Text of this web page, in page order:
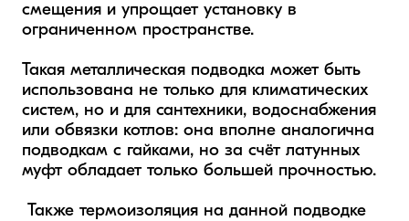
смещения и упрощает установку в
ограниченном пространстве.
Такая металлическая подводка может быть
использована не только для климатических
систем, но и для сантехники, водоснабжения
или обвязки котлов: она вполне аналогична
подводкам с гайками, но за счёт латунных
муфт обладает только большей прочностью.